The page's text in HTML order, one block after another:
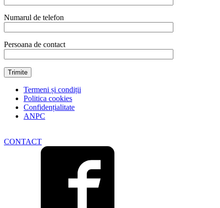
reglare
grosime
felie
quantity
Numarul de telefon
Persoana de contact
Termeni și condiții
Politica cookies
Confidențialitate
ANPC
CONTACT